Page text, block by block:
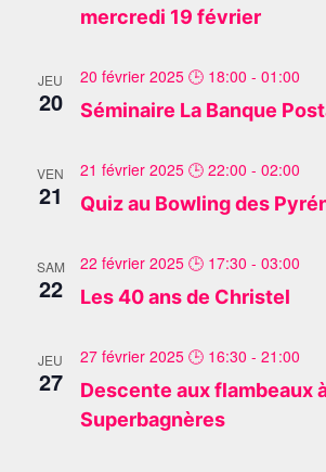
mercredi 19 février
JEU
20 Séminaire La Banque
20 février 2025 🕒 18:00 - 01:00
VEN
21 Quiz au Bowling des
21 février 2025 🕒 22:00 - 02:00
SAM
22 Les 40 ans de Christel
22 février 2025 🕒 17:30 - 03:00
JEU
27
Descente aux flambeaux
Superbagnères
27 février 2025 🕒 16:30 - 21:00